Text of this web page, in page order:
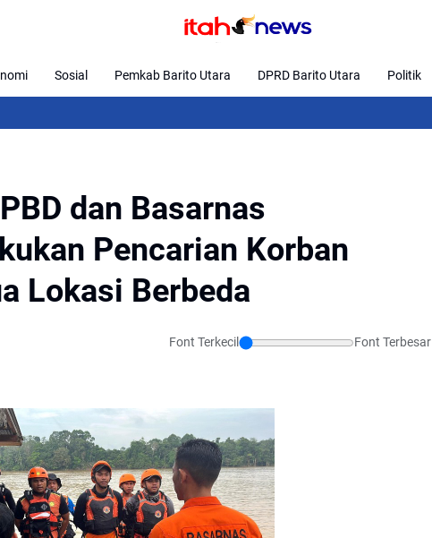
Sosial Pemkab Barito Utara DPRD Barito Utara Politik
dan Basarnas
Pencarian Korban
Lokasi Berbeda
Font Terkecil Font Terbesar